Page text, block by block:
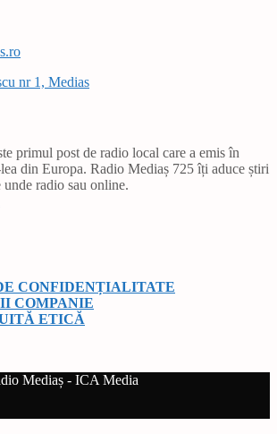
nr 1, Medias
primul post de radio local care a emis în
din Europa. Radio Mediaș 725 îți aduce știri
radio sau online.
CONFIDENȚIALITATE
COMPANIE
ETICĂ
Mediaș - ICA Media